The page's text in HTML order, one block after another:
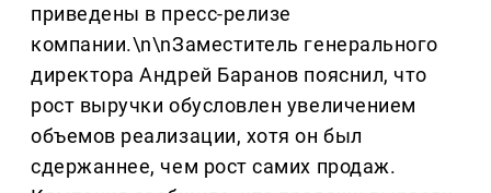
приведены в пресс-релизе
компании.\n\nЗаместитель генерального
директора Андрей Баранов пояснил, что
рост выручки обусловлен увеличением
объемов реализации, хотя он был
сдержаннее, чем рост самих продаж.